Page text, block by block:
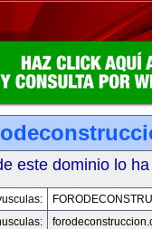
este dominio lo